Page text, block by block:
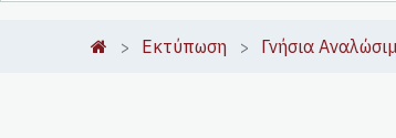
Εκτύπωση Γνήσια